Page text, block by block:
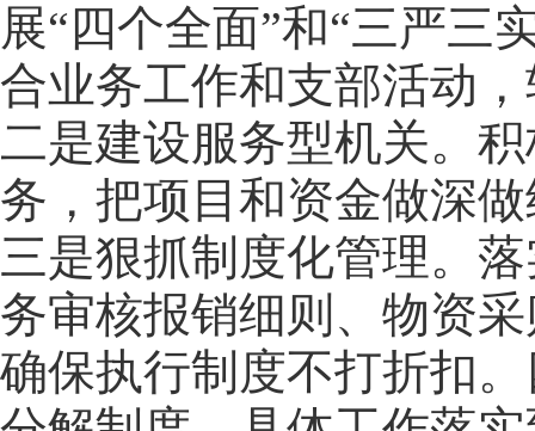
展“四个全面”和“三严三
合业务工作和支部活动
二是建设服务型机关。
务，把项目和资金做深
三是狠抓制度化管理。
务审核报销细则、物资
确保执行制度不打折扣